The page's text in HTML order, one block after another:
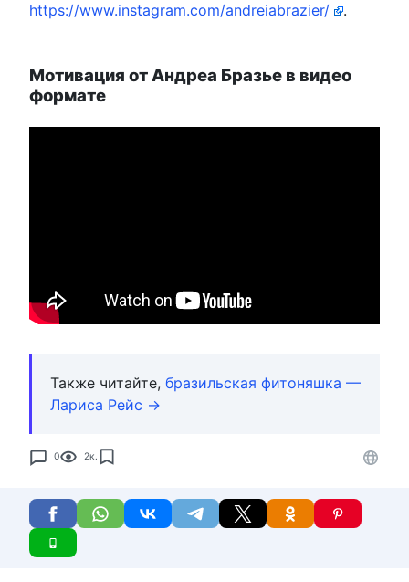
https://www.instagram.com/andreiabrazier/
.
Мотивация от Андреа Бразье в видео
формате
Также читайте, бразильская фитоняшка —
Лариса Рейс →
0 2к.